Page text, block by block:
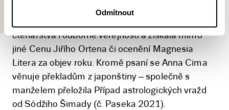
Odmítnout
literaturou. Její prvotina Probudím se na Šibuji
čtenářstva i odborné veřejnosti a získala mimo
jiné Cenu Jiřího Ortena či ocenění Magnesia
Litera za objev roku. Kromě psaní se Anna Cima
věnuje překladům z japonštiny – společně s
manželem přeložila Případ astrologických vražd
od Sódžiho Šimady (č. Paseka 2021).